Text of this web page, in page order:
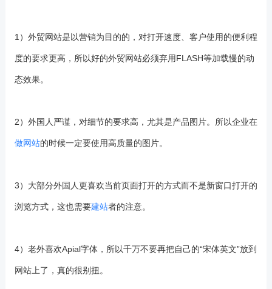
1）外贸网站是以营销为目的的，对打开速度、客户使用的便利程
度的要求更高，所以好的外贸网站必须弃用FLASH等加载慢的动
态效果。
2）外国人严谨，对细节的要求高，尤其是产品图片。所以企业在
做网站的时候一定要使用高质量的图片。
3）大部分外国人更喜欢当前页面打开的方式而不是新窗口打开的
浏览方式，这也需要建站者的注意。
4）老外喜欢Apial字体，所以千万不要再把自己的“宋体英文”放到
网站上了，真的很别扭。